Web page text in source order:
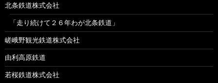
北条鉄道株式会社
「走り続けて２６年わが北条鉄道」
嵯峨野観光鉄道株式会社
由利高原鉄道
若桜鉄道株式会社